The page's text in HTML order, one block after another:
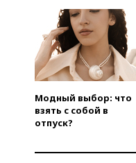
Модный выбор: что
взять с собой в
отпуск?